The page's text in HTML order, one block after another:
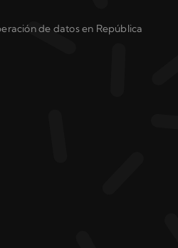
de datos en República